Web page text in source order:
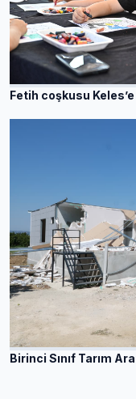
Fetih coşkusu Keles’e
Birinci Sınıf Tarım